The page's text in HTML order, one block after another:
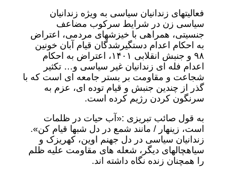
فعالیتهای زندانیان سیاسی به ویژه زندانیان
سیاسی زن در شرایط سرکوب مضاعف
جنسیتی، همراهی با خیزشهای مردمی، اعتراض
به احکام اعدام دستگیرشدگان قیام آبان خونین
۹۸ و جنبش انقلابی ۱۴۰۱، اعتراض به احکام
اعدام فله ای زندانیان غیر سیاسی و… تکثیر
شجاعت و مقاومت بر بستر جامعه ای است که با
گذر از چندین جنبش و قیام توده ای، عزم به
سرنگون کردن رژیم کرده است.
به قول صائب تبریزی :«آب حیات در ظلمات
است، زینهار / مانند شمع در دل شبها قیام کن».
زندانیان سیاسی در دل جهنم اوین، کهریزک و
سیاهچالهای دیگر، شعله های مقاومت علیه ظلم
را همچنان زنده نگاه داشته اند.